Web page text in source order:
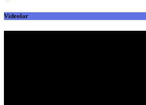
Videolar